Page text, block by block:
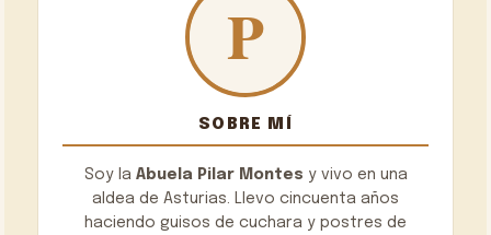
SOBRE MÍ
Soy la Abuela Pilar Montes y vivo en una
aldea de Asturias. Llevo cincuenta años
haciendo guisos de cuchara y postres de